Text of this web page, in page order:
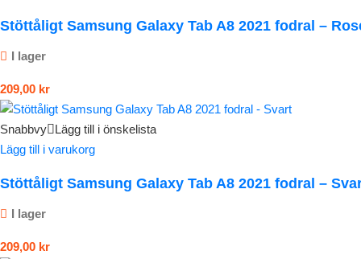
Stöttåligt Samsung Galaxy Tab A8 2021 fodral –
I lager
209,00 kr
Snabbvy
Lägg till i önskelista
Lägg till i varukorg
Stöttåligt Samsung Galaxy Tab A8 2021 fodral –
I lager
209,00 kr